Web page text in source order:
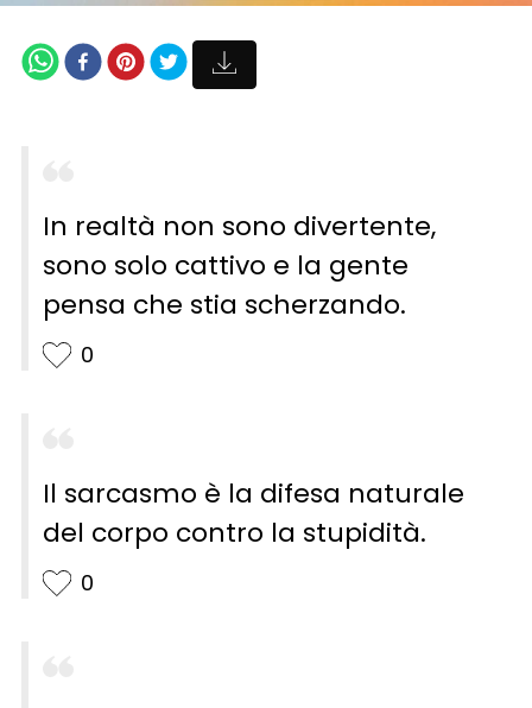
In realtà non sono divertente,
sono solo cattivo e la gente
pensa che stia scherzando.
0
Il sarcasmo è la difesa naturale
del corpo contro la stupidità.
0